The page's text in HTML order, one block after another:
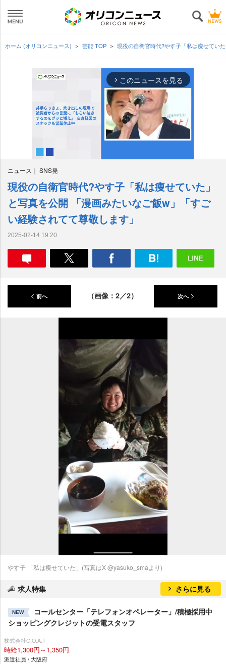
ホーム (オリコンニュース) 芸能 TOP 現役の自衛官時代?やす子「私は痩せてい
arrow_forward_ios このニュースを見る
M
u
t
ニュース SNS発
現役の自衛官時代?やす子「私は痩せていた」
と写真を公開 「漫画みたいなご飯w」「すご
い経験されてて尊敬します」
2025-02-14 19:20
前へ （画像：2／2） 次へ
す子 「私は痩せていた」(写真はX @yasuko_smaより)
求人特集 さらに見る
NEW
コールセンター「テレフォンオペレーター」/積極採用中
ショッピングクレジットの受電スタッフ
株式会社G.O.A.T
時給1,300円～1,350円
派遣社員 / 大阪府